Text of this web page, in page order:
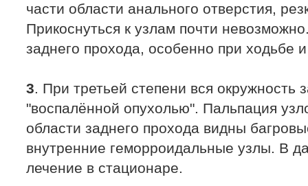
части области анального отверстия,
Прикоснуться к узлам почти
заднего прохода, особенно при ходьбе
3. При третьей степени вся окружность
"воспалённой опухолью". Пальпация
области заднего прохода видны
внутренние геморроидальные узлы. В
лечение в стационаре.